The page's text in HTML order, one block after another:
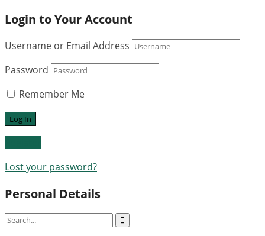
Login to Your Account
Username or Email Address
Password
Remember Me
Lost your password?
Personal Details